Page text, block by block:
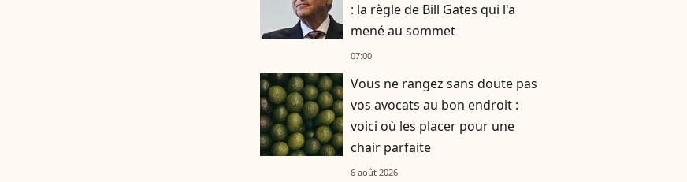
: la règle de Bill Gates qui l'a
mené au sommet
07:00
Vous ne rangez sans doute pas
vos avocats au bon endroit :
voici où les placer pour une
chair parfaite
6 août 2026